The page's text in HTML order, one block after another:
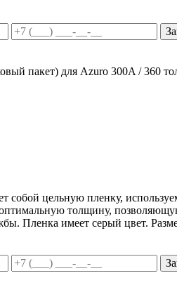
пакет) для Azuro 300A / 360
собой цельную пленку,
толщину,
Пленка имеет серый цвет.